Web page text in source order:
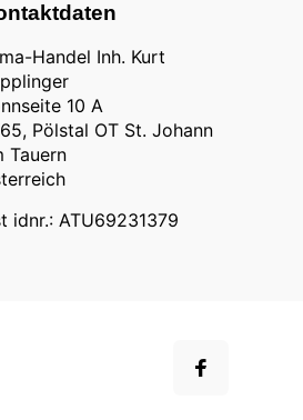
Handel Inh. Kurt
10 A
Pölstal OT St. Johann
Tauern
idnr.: ATU69231379